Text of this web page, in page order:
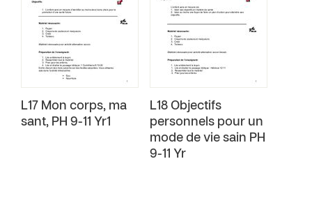
L17 Mon corps, ma
sant‚ PH 9-11 Yr1
L18 Objectifs
personnels pour un
mode de vie sain PH
9-11 Yr